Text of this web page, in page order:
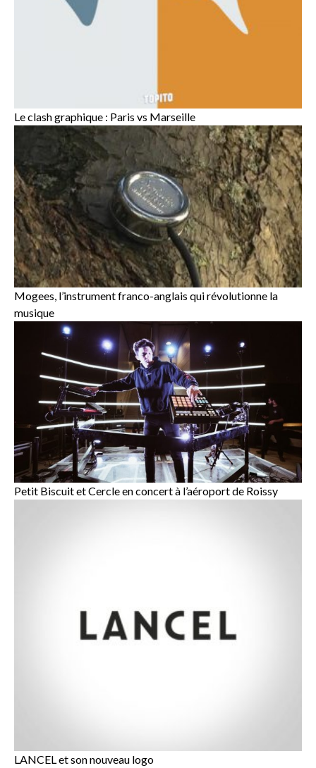
Le clash graphique : Paris vs Marseille
Mogees, l’instrument franco-anglais qui révolutionne la
musique
Petit Biscuit et Cercle en concert à l’aéroport de Roissy
LANCEL et son nouveau logo